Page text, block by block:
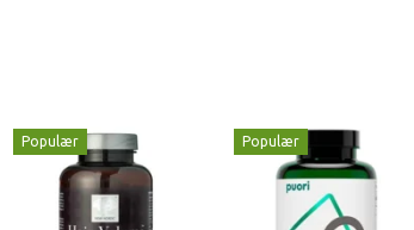
Populær Populær